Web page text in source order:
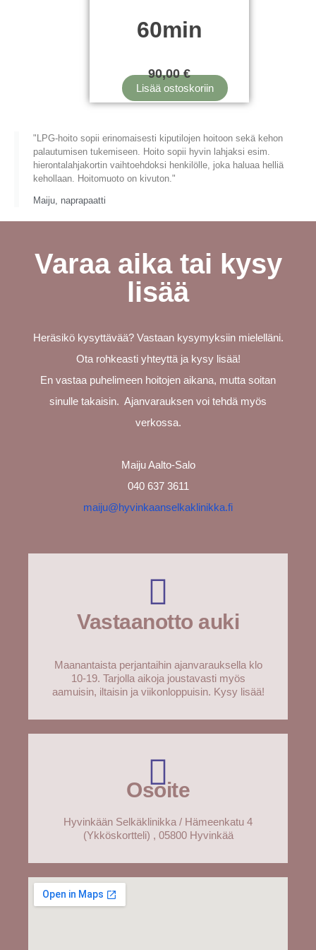
60min
90,00€
Lisää ostoskoriin
"LPG-hoito sopii erinomaisesti kiputilojen hoitoon sekä kehon
palautumisen tukemiseen. Hoito sopii hyvin lahjaksi esim.
hierontalahjakortin vaihtoehdoksi henkilölle, joka haluaa helliä
kehollaan. Hoitomuoto on kivuton."
Maiju, naprapaatti
Varaa aika tai kysy
lisää
Heräsikö kysyttävää? Vastaan kysymyksiin mielelläni.
Ota rohkeasti yhteyttä ja kysy lisää!
En vastaa puhelimeen hoitojen aikana, mutta soitan
sinulle takaisin. Ajanvarauksen voi tehdä myös
verkossa.
Maiju Aalto-Salo
040 637 3611
maiju@hyvinkaanselkaklinikka.fi
Vastaanotto auki
Maanantaista perjantaihin ajanvarauksella klo
10-19. Tarjolla aikoja joustavasti myös
aamuisin, iltaisin ja viikonloppuisin. Kysy lisää!
Osoite
Hyvinkään Selkäklinikka / Hämeenkatu 4
(Ykköskortteli) , 05800 Hyvinkää